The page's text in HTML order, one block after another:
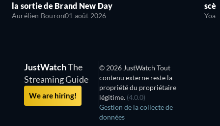
la sortie de Brand New Day
Aurélien Bouron01 août 2026
JustWatchThe
Streaming Guide
We are hiring!
© 2026 JustWatch Tout
contenu externe reste la
propriété du propriétaire
légitime. (4.0.0)
Gestion de la collecte de
données